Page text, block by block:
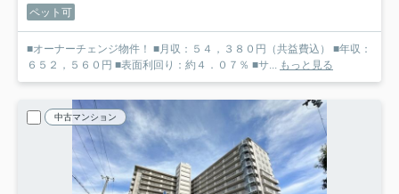
ペット可
■オーナーチェンジ物件！ ■月収：５４，３８０円（共益費込） ■年収：
６５２，５６０円 ■表面利回り：約４．０７％ ■サ... もっと見る
中古マンション